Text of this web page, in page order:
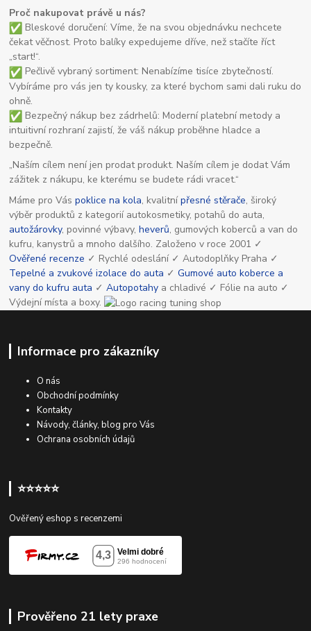
Proč nakupovat právě u nás?
Bleskové doručení: Víme, že na svou objednávku nechcete
čekat věčnost. Proto balíky expedujeme dříve, než stačíte říct
„start!“.
Pečlivě vybraný sortiment: Nenabízíme tisíce zbytečností.
Vybíráme pro vás jen ty kousky, za které bychom sami dali ruku do
ohně.
Bezpečný nákup bez zádrhelů: Moderní platební metody a
intuitivní rozhraní zajistí, že váš nákup proběhne hladce a
bezpečně.
„Naším cílem není jen prodat produkt. Naším cílem je dodat Vám
zážitek z nákupu, ke kterému se budete rádi vracet.“
Máme pro Váspoklice na kola, kvalitnípřesné stěrače, široký
výběr produktů z kategorií autokosmetiky, potahů do auta,
autožárovky, povinné výbavy,heverů, gumových koberců a van do
kufru, kanystrů a mnoho dalšího. Založeno v roce 2001 ✓
Ověřené recenze ✓ Rychlé odeslání ✓ Autodoplňky Praha ✓
Tepelné a zvukové izolace do auta ✓Gumové auto koberce a
vany do kufru auta ✓Autopotahy a chladivé ✓ Fólie na auto ✓
Výdejní místa a boxy.
Informace pro zákazníky
O nás
Obchodní podmínky
Kontakty
Návody, články, blog pro Vás
Ochrana osobních údajů
⭐⭐⭐⭐⭐
Ověřený eshop s recenzemi
Prověřeno 21 lety praxe